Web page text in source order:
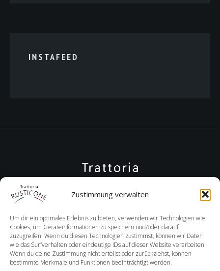
Zustimmung verwalten
Um dir ein optimales Erlebnis zu bieten, verwenden wir Technologien wie
Cookies, um Geräteinformationen zu speichern und/oder darauf
zuzugreifen. Wenn du diesen Technologien zustimmst, können wir Daten
wie das Surfverhalten oder eindeutige IDs auf dieser Website verarbeiten.
Wenn du deine Zustimmung nicht erteilst oder zurückziehst, können
bestimmte Merkmale und Funktionen beeinträchtigt werden.
INSTAFEED
+08152 9892380